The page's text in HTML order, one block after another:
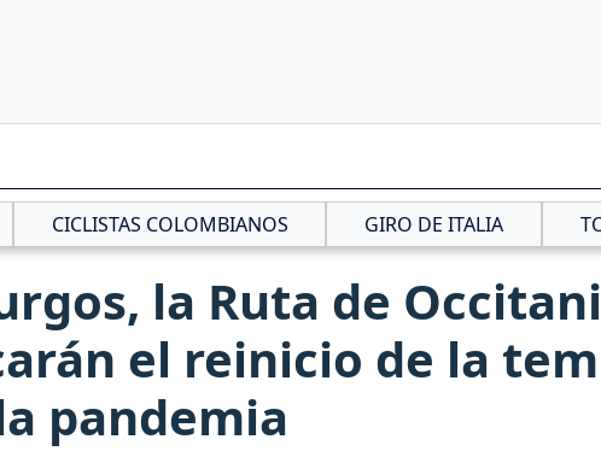
CICLISTAS COLOMBIANOS GIRO DE ITALIA
la Ruta de
el reinicio de la
pandemia